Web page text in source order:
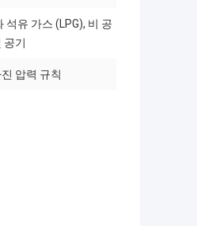
석유 가스 (LPG), 비 공
공기
압력 규칙